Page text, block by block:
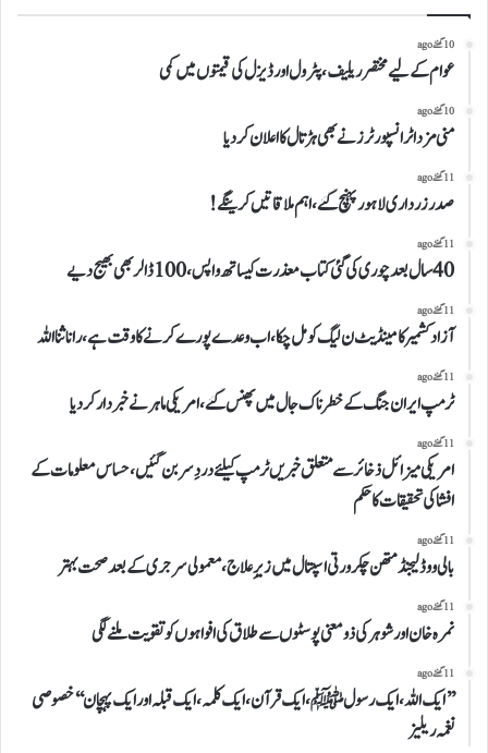
10 گھنٹے ago
عوام کے لیے مختصر ریلیف، پٹرول اور ڈیزل کی قیمتوں میں کمی
10 گھنٹے ago
منی مزداٹرانسپورٹرز نے بھی ہڑتال کااعلان کردیا
11 گھنٹے ago
صدرزرداری لاہور پہنچ گئے،اہم ملاقاتیں کرینگے!
11 گھنٹے ago
40سال بعدچوری کی گئی کتاب معذرت کیساتھ واپس،100ڈالر بھی بھیج دیے
11 گھنٹے ago
آزاد کشمیر کامینڈیٹ ن لیگ کو مل چکا،اب وعدے پورے کرنے کا وقت ہے،رانا ثنا اللہ
11 گھنٹے ago
ٹرمپ ایران جنگ کے خطرناک جال میں پھنس گئے، امریکی ماہر نے خبردار کردیا
11 گھنٹے ago
امریکی میزائل ذخائر سے متعلق خبریں ٹرمپ کیلئے دردِ سر بن گئیں،حساس معلومات کے
افشا کی تحقیقات کاحکم
11 گھنٹے ago
بالی ووڈ لیجنڈ متھن چکرورتی اسپتال میں زیرِ علاج، معمولی سرجری کے بعد صحت بہتر
11 گھنٹے ago
نمرہ خان اورشوہر کی ذومعنی پوسٹوں سے طلاق کی افواہوں کو تقویت ملنے لگی
11 گھنٹے ago
’’ایک اللہ،ایک رسولﷺ،ایک قرآن،ایک کلمہ،ایک قبلہ اورایک پہچان‘‘خصوصی
نغمہ ریلیز